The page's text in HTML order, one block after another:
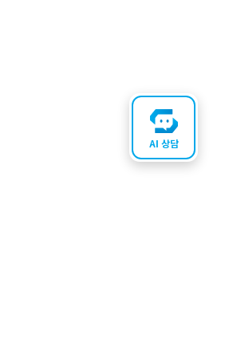
AI 상담